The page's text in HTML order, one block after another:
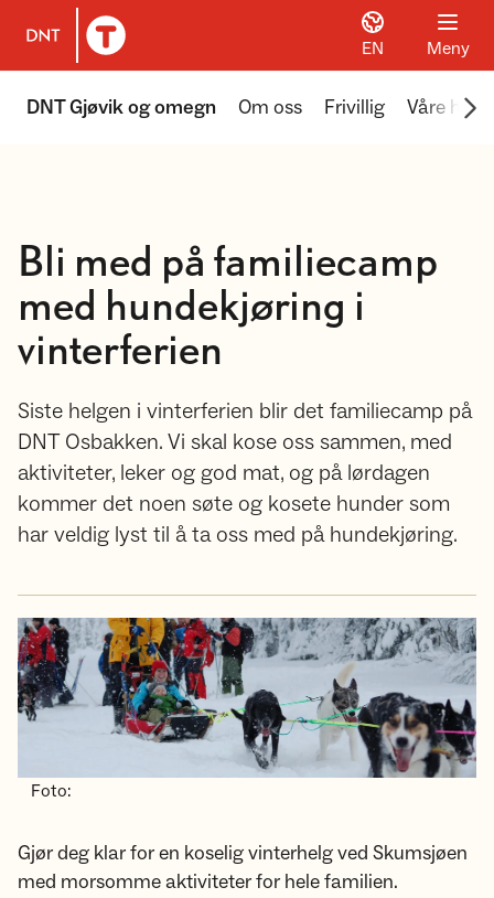
Til DNT.no forside
EN Meny
DNT Gjøvik og omegn Om oss Frivillig Våre
Bli med på familiecamp
med hundekjøring i
vinterferien
Siste helgen i vinterferien blir det familiecamp på
DNT Osbakken. Vi skal kose oss sammen, med
aktiviteter, leker og god mat, og på lørdagen
kommer det noen søte og kosete hunder som
har veldig lyst til å ta oss med på hundekjøring.
Foto:
Gjør deg klar for en koselig vinterhelg ved Skumsjøen
med morsomme aktiviteter for hele familien.